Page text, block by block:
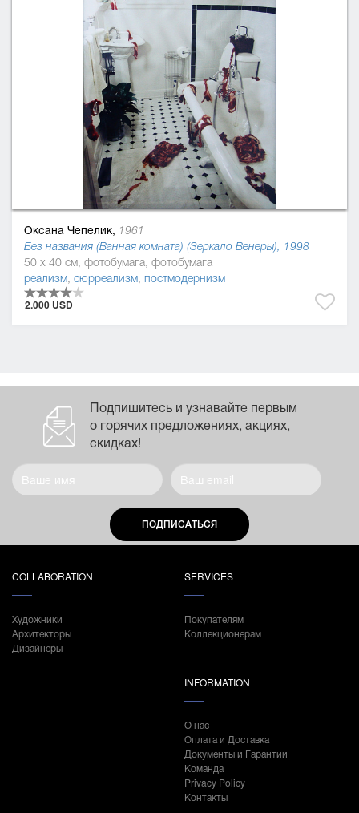
Оксана Чепелик, 1961
Без названия (Ванная комната) (Зеркало Венеры), 1998
50 x 40 см, фотобумага, фотобумага
реализм, сюрреализм, постмодернизм
2.000 USD
Подпишитесь и узнавайте первым
о горячих предложениях, акциях,
скидках!
ПОДПИСАТЬСЯ
COLLABORATION
Художники
Архитекторы
Дизайнеры
SERVICES
Покупателям
Коллекционерам
INFORMATION
О нас
Оплата и Доставка
Документы и Гарантии
Команда
Privacy Policy
Контакты